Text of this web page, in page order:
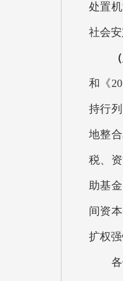
处置
社会
和《
持行
地整
税、
助基
间资
扩权
各位